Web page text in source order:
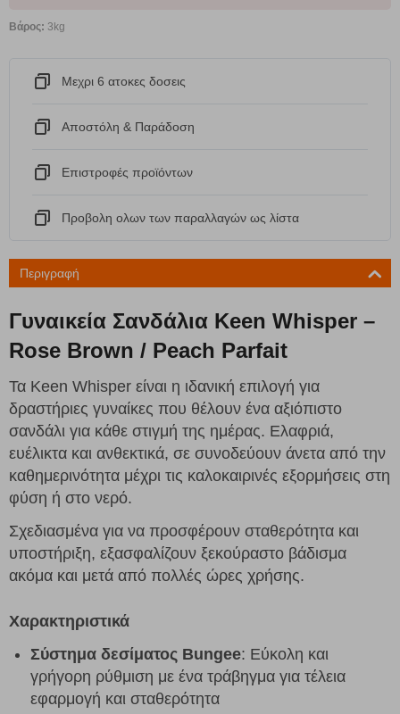
Βάρος: 3kg
Μεχρι 6 ατοκες δοσεις
Αποστόλη & Παράδοση
Eπιστροφές προϊόντων
Προβολη ολων των παραλλαγών ως λίστα
Περιγραφή
Γυναικεία Σανδάλια Keen Whisper –
Rose Brown / Peach Parfait
Τα Keen Whisper είναι η ιδανική επιλογή για
δραστήριες γυναίκες που θέλουν ένα αξιόπιστο
σανδάλι για κάθε στιγμή της ημέρας. Ελαφριά,
ευέλικτα και ανθεκτικά, σε συνοδεύουν άνετα από την
καθημερινότητα μέχρι τις καλοκαιρινές εξορμήσεις στη
φύση ή στο νερό.
Σχεδιασμένα για να προσφέρουν σταθερότητα και
υποστήριξη, εξασφαλίζουν ξεκούραστο βάδισμα
ακόμα και μετά από πολλές ώρες χρήσης.
Χαρακτηριστικά
Σύστημα δεσίματος Bungee: Εύκολη και
γρήγορη ρύθμιση με ένα τράβηγμα για τέλεια
εφαρμογή και σταθερότητα